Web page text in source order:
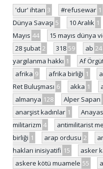
'dur' ihtarı 3 #refusewar 1
Dünya Savaşı 5 10 Aralık 1
Mayıs 44 15 mayıs dünya
28 şubat 2 318 59 ab 24
yargılanma hakkı 1 Af
afrika 9 afrika birliği 1
Ret Buluşması 6 akka 1
almanya 128 Alper Sapan
anarşist kadınlar 1
militarizm 4 antimilitarist
birliği 1 arap ordusu 2
hakları inisiyatifi 15 asker
askere kötü muamele 55